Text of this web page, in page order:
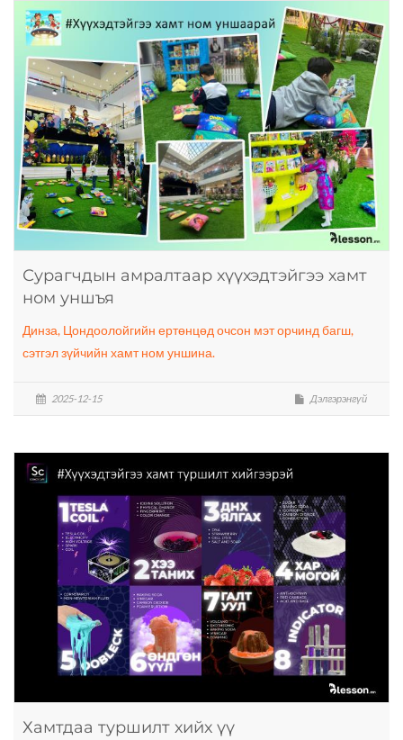
Сурагчдын амралтаар хүүхэдтэйгээ хамт
ном уншъя
Динза, Цондоолойгийн ертөнцөд очсон мэт орчинд багш,
сэтгэл зүйчийн хамт ном уншина.
2025-12-15 Дэлгэрэнгүй
Хамтдаа туршилт хийх үү